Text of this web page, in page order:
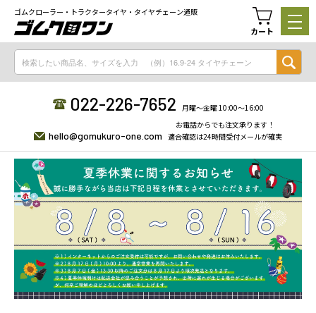
ゴムクローラー・トラクタータイヤ・タイヤチェーン通販
カート
022-226-7652 月曜〜金曜 10:00〜16:00
hello@gomukuro-one.com
お電話からでも注文承ります！
適合確認は24時間受付メールが確実